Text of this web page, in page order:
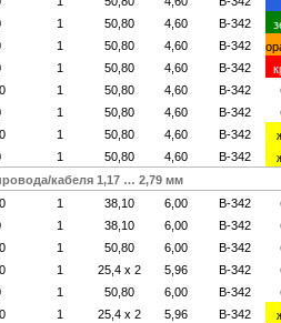
1 50,80 4,60 B-342
1 50,80 4,60 B-342
1 50,80 4,60 B-342
1 50,80 4,60 B-342
1 50,80 4,60 B-342
1 50,80 4,60 B-342
1 50,80 4,60 B-342
кабеля 1,17 … 2,79 мм
1 38,10 6,00 B-342
1 38,10 6,00 B-342
1 50,80 6,00 B-342
1 25,4 х 2 5,96 B-342
1 50,80 6,00 B-342
1 25,4 х 2 5,96 B-342